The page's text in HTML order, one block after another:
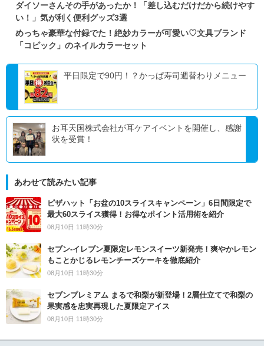
ダイソーさんその手があったか！「差し込むだけだから続けやす
い！」気が利く便利グッズ3選
めっちゃ豪華な付録でた！絶妙カラーが可愛い♡文具ブランド
「コピック」のネイルカラーセット
平日限定で90円！？かっぱ寿司週替わりメニュー
お耳天国株式会社が耳ケアイベントを開催し、感謝
状を受賞！
あわせて読みたい記事
ピザハット「お盆の10スライスキャンペーン」6日間限定で
最大60スライス獲得！お得なポイント活用術を紹介
08月10日 11時30分
セブン‐イレブン夏限定レモンスイーツ新発売！爽やかレモン
もことかじるレモンチーズケーキを徹底紹介
08月10日 11時30分
セブンプレミアム まるで和梨が新登場！2層仕立てで和梨の
果実感を忠実再現した夏限定アイス
08月10日 11時30分